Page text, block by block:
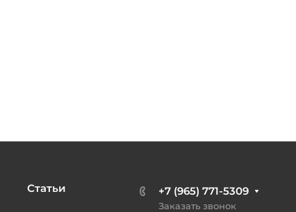
Статьи +7 (965) 771-5309
Заказать звонок